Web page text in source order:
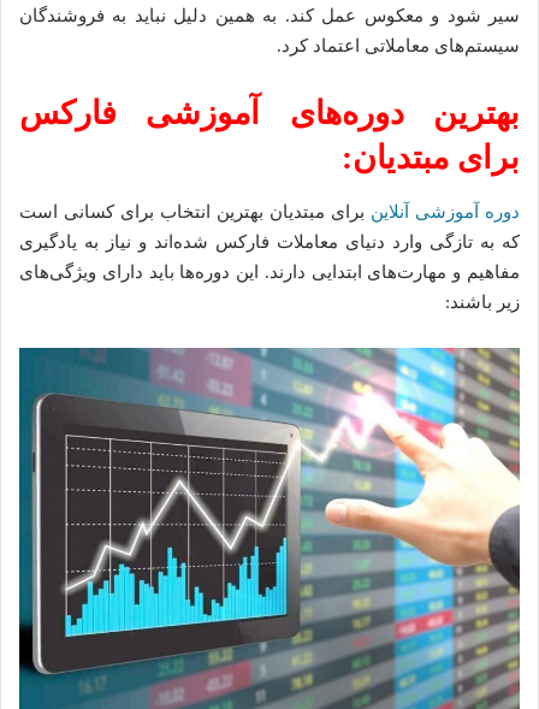
سیر شود و معکوس عمل کند. به همین دلیل نباید به فروشندگان
سیستم‌های معاملاتی اعتماد کرد.
بهترین دوره‌های آموزشی فارکس
برای مبتدیان:
دوره آموزشی آنلاین برای مبتدیان بهترین انتخاب برای کسانی است
که به تازگی وارد دنیای معاملات فارکس شده‌اند و نیاز به یادگیری
مفاهیم و مهارت‌های ابتدایی دارند. این دوره‌ها باید دارای ویژگی‌های
زیر باشند: